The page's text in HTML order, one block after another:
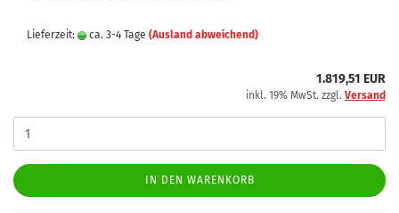
Lieferzeit: ca. 3-4 Tage (Ausland abweichend)
1.819,51 EUR
inkl. 19% MwSt. zzgl. Versand
IN DEN WARENKORB